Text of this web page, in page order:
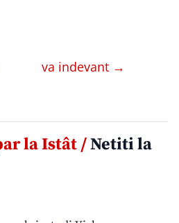
va indevant →
la Istât /Netiti la